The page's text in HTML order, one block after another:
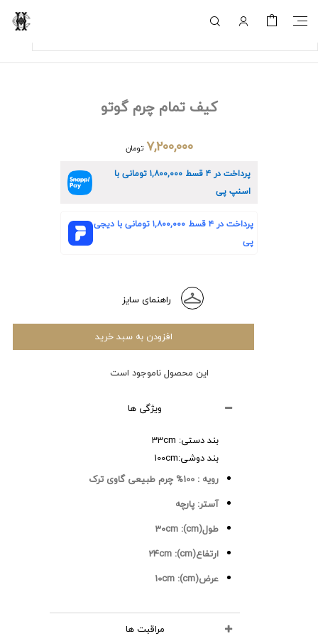
کیف تمام چرم گوتو
۷,۲۰۰,۰۰۰ تومان
پرداخت در ۴ قسط ۱,۸۰۰,۰۰۰تومانی با
اسنپ پی
پرداخت در ۴ قسط ۱,۸۰۰,۰۰۰تومانی با دیجی
پی
راهنمای سایز
افزودن به سبد خرید
این محصول ناموجود است
ویژگی ها
بند دستی: 33cm
بند دوشی:100cm
رویه : 100% چرم طبیعی گاوی ترک
آستر: پارچه
طول(cm):
30cm
ارتفاع(cm):
24cm
عرض(cm):
10cm
مراقبت ها